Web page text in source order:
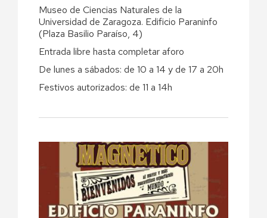
Museo de Ciencias Naturales de la
Universidad de Zaragoza. Edificio Paraninfo
(Plaza Basilio Paraíso, 4)
Entrada libre hasta completar aforo
De lunes a sábados: de 10 a 14 y de 17 a 20h
Festivos autorizados: de 11 a 14h